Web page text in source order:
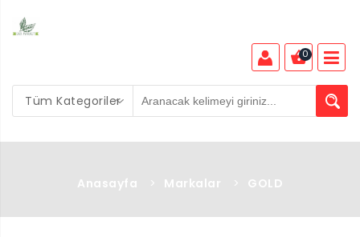
Tüm Kategoriler
0
Anasayfa > Markalar > GOLD